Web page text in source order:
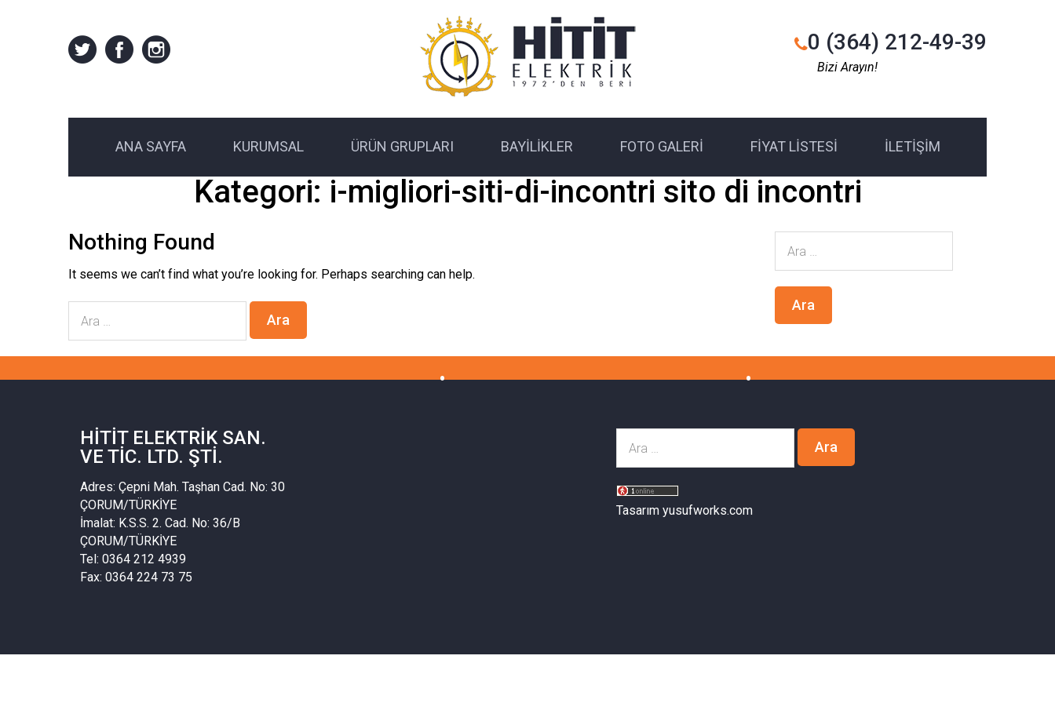
0 (364) 212-49-39
Bizi Arayın!
ANA SAYFA KURUMSAL ÜRÜN GRUPLARI BAYILIKLER FOTO GALERI FIYAT LISTESI İLETIŞIM
Kategori: i-migliori-siti-di-incontri sito di incontri
Nothing Found
It seems we can’t find what you’re looking for. Perhaps searching can help.
HITIT ELEKTRIK SAN.
VE TIC. LTD. ŞTI.
Adres: Çepni Mah. Taşhan Cad. No: 30
ÇORUM/TÜRKİYE
İmalat: K.S.S. 2. Cad. No: 36/B
ÇORUM/TÜRKİYE
Tel: 0364 212 4939
Fax: 0364 224 73 75
Tasarım yusufworks.com